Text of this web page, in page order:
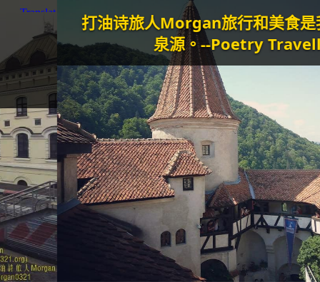
打油诗旅人Morgan旅行和美食是我生命的
泉源。--Poetry Traveller